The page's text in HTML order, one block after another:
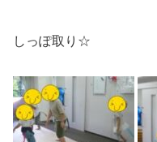
しっぽ取り☆